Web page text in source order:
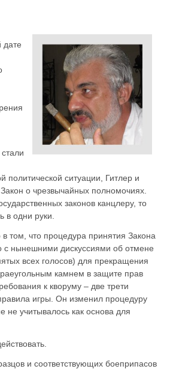
дате
политической ситуации, Гитлер и
о чрезвычайных полномочиях.
законов канцлеру, то
в одни руки.
том, что процедура принятия Закона
с нынешними дискуссиями об отмене
всех голосов) для прекращения
камнем в защите прав
к кворуму – две трети
игры. Он изменил процедуру
не учитывалось как основа для
и соответствующих боеприпасов